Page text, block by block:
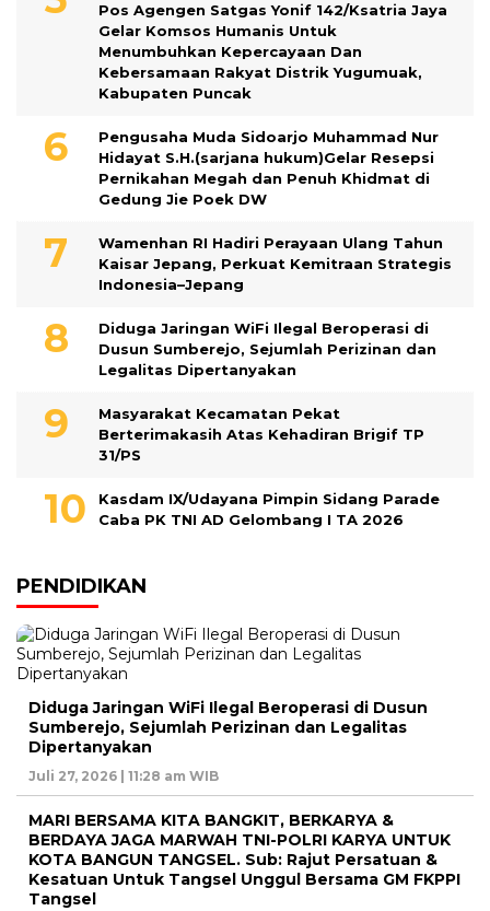
Pos Agengen Satgas Yonif 142/Ksatria Jaya
Gelar Komsos Humanis Untuk
Menumbuhkan Kepercayaan Dan
Kebersamaan Rakyat Distrik Yugumuak,
Kabupaten Puncak
Pengusaha Muda Sidoarjo Muhammad Nur
Hidayat S.H.(sarjana hukum)Gelar Resepsi
Pernikahan Megah dan Penuh Khidmat di
Gedung Jie Poek DW
Wamenhan RI Hadiri Perayaan Ulang Tahun
Kaisar Jepang, Perkuat Kemitraan Strategis
Indonesia–Jepang
Diduga Jaringan WiFi Ilegal Beroperasi di
Dusun Sumberejo, Sejumlah Perizinan dan
Legalitas Dipertanyakan
Masyarakat Kecamatan Pekat
Berterimakasih Atas Kehadiran Brigif TP
31/PS
Kasdam IX/Udayana Pimpin Sidang Parade
Caba PK TNI AD Gelombang I TA 2026
PENDIDIKAN
Diduga Jaringan WiFi Ilegal Beroperasi di Dusun
Sumberejo, Sejumlah Perizinan dan Legalitas
Dipertanyakan
Juli 27, 2026 | 11:28 am WIB
MARI BERSAMA KITA BANGKIT, BERKARYA &
BERDAYA JAGA MARWAH TNI-POLRI KARYA UNTUK
KOTA BANGUN TANGSEL. Sub: Rajut Persatuan &
Kesatuan Untuk Tangsel Unggul Bersama GM FKPPI
Tangsel